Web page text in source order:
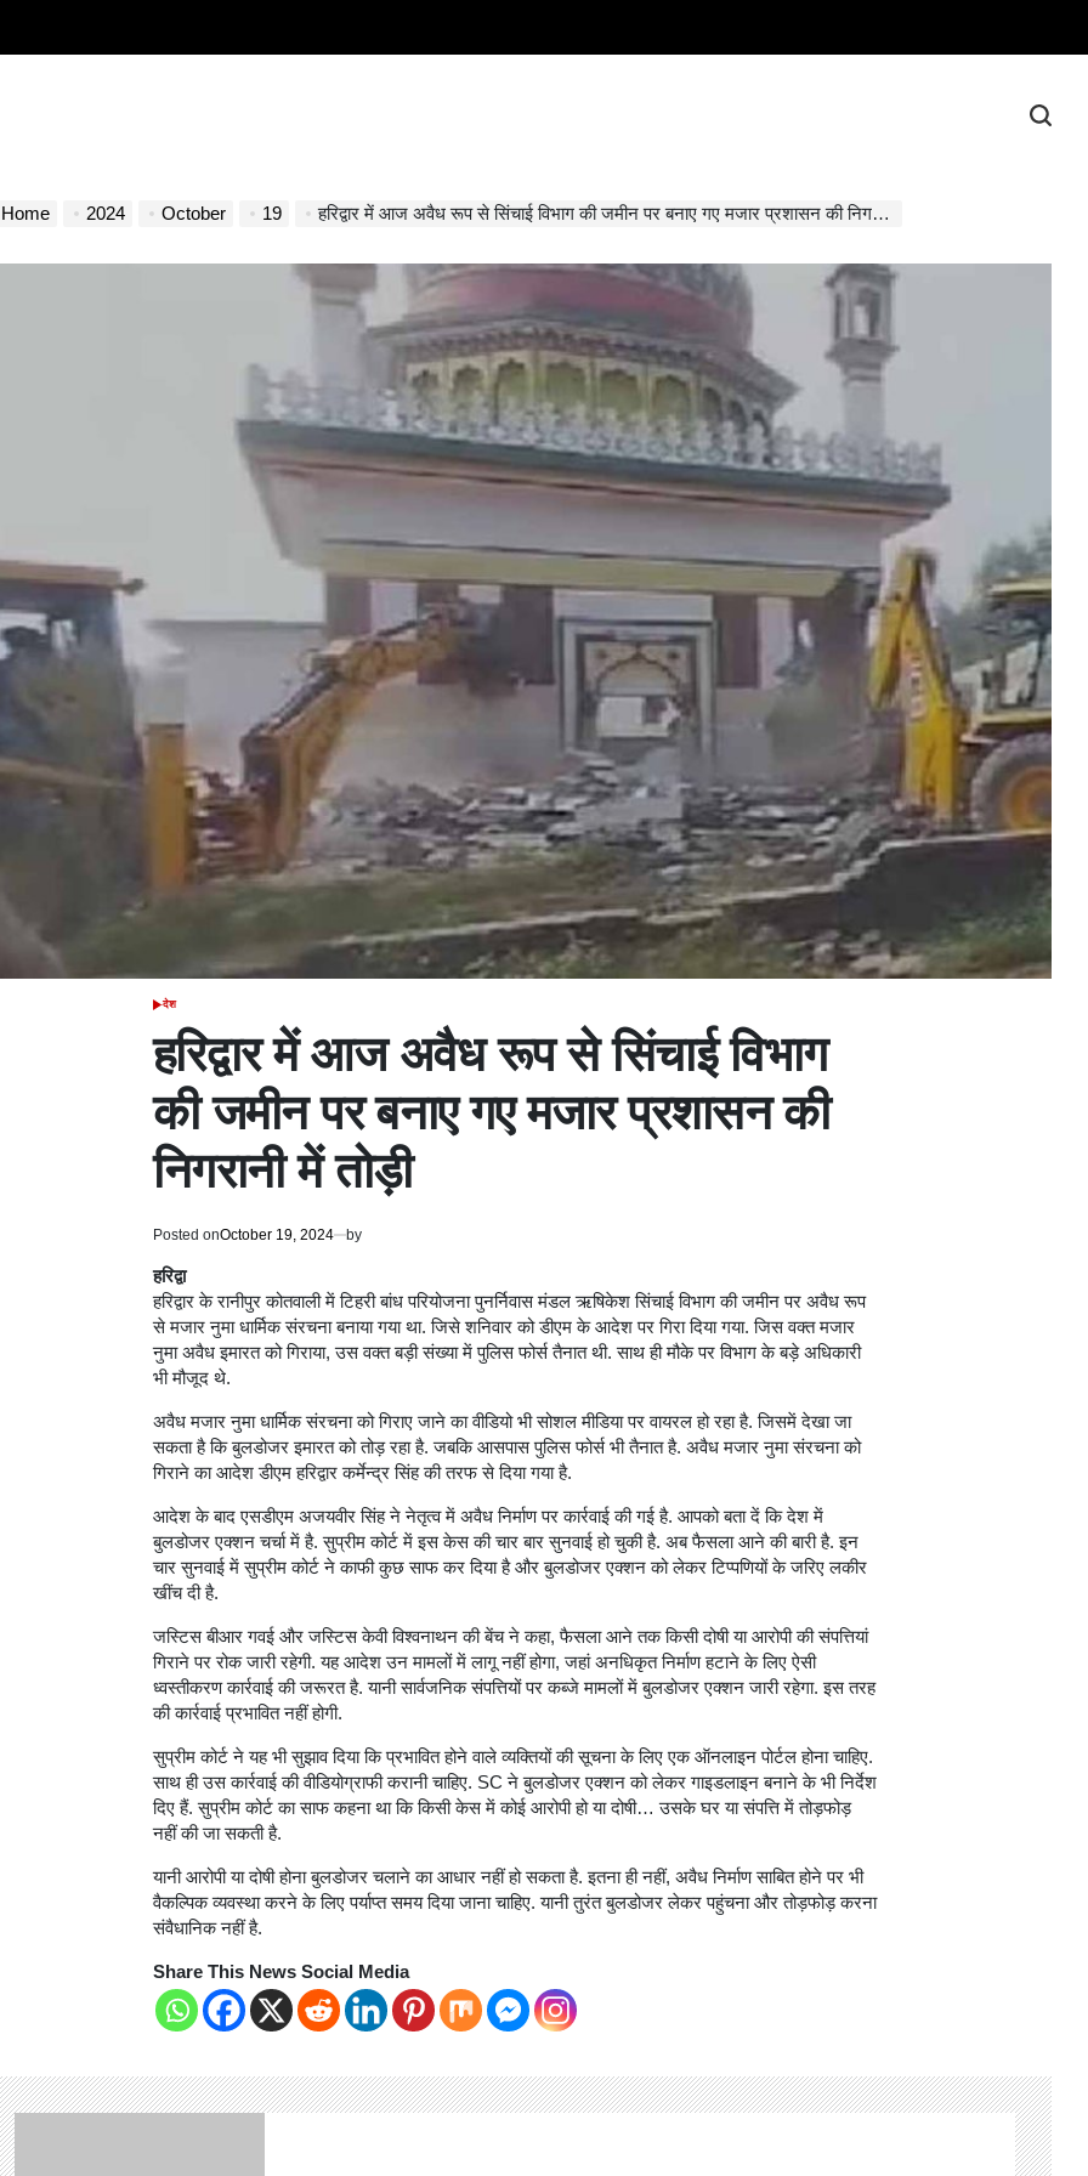
Home 2024 October 19 हरिद्वार में आज अवैध रूप से सिंचाई विभाग की जमीन पर बनाए गए मजार प्रशासन की निगरानी में तोड़ी
POSTED
देश
हरिद्वार में आज अवैध रूप से सिंचाई विभाग
की जमीन पर बनाए गए मजार प्रशासन की
निगरानी में तोड़ी
Posted onOctober 19, 2024 by
हरिद्वा
हरिद्वार के रानीपुर कोतवाली में टिहरी बांध परियोजना पुनर्निवास मंडल ऋषिकेश सिंचाई विभाग की जमीन पर अवैध रूप
से मजार नुमा धार्मिक संरचना बनाया गया था. जिसे शनिवार को डीएम के आदेश पर गिरा दिया गया. जिस वक्त मजार
नुमा अवैध इमारत को गिराया, उस वक्त बड़ी संख्या में पुलिस फोर्स तैनात थी. साथ ही मौके पर विभाग के बड़े अधिकारी
भी मौजूद थे.
अवैध मजार नुमा धार्मिक संरचना को गिराए जाने का वीडियो भी सोशल मीडिया पर वायरल हो रहा है. जिसमें देखा जा
सकता है कि बुलडोजर इमारत को तोड़ रहा है. जबकि आसपास पुलिस फोर्स भी तैनात है. अवैध मजार नुमा संरचना को
गिराने का आदेश डीएम हरिद्वार कर्मेन्द्र सिंह की तरफ से दिया गया है.
आदेश के बाद एसडीएम अजयवीर सिंह ने नेतृत्व में अवैध निर्माण पर कार्रवाई की गई है. आपको बता दें कि देश में
बुलडोजर एक्शन चर्चा में है. सुप्रीम कोर्ट में इस केस की चार बार सुनवाई हो चुकी है. अब फैसला आने की बारी है. इन
चार सुनवाई में सुप्रीम कोर्ट ने काफी कुछ साफ कर दिया है और बुलडोजर एक्शन को लेकर टिप्पणियों के जरिए लकीर
खींच दी है.
जस्टिस बीआर गवई और जस्टिस केवी विश्वनाथन की बेंच ने कहा, फैसला आने तक किसी दोषी या आरोपी की संपत्तियां
गिराने पर रोक जारी रहेगी. यह आदेश उन मामलों में लागू नहीं होगा, जहां अनधिकृत निर्माण हटाने के लिए ऐसी
ध्वस्तीकरण कार्रवाई की जरूरत है. यानी सार्वजनिक संपत्तियों पर कब्जे मामलों में बुलडोजर एक्शन जारी रहेगा. इस तरह
की कार्रवाई प्रभावित नहीं होगी.
सुप्रीम कोर्ट ने यह भी सुझाव दिया कि प्रभावित होने वाले व्यक्तियों की सूचना के लिए एक ऑनलाइन पोर्टल होना चाहिए.
साथ ही उस कार्रवाई की वीडियोग्राफी करानी चाहिए. SC ने बुलडोजर एक्शन को लेकर गाइडलाइन बनाने के भी निर्देश
दिए हैं. सुप्रीम कोर्ट का साफ कहना था कि किसी केस में कोई आरोपी हो या दोषी… उसके घर या संपत्ति में तोड़फोड़
नहीं की जा सकती है.
यानी आरोपी या दोषी होना बुलडोजर चलाने का आधार नहीं हो सकता है. इतना ही नहीं, अवैध निर्माण साबित होने पर भी
वैकल्पिक व्यवस्था करने के लिए पर्याप्त समय दिया जाना चाहिए. यानी तुरंत बुलडोजर लेकर पहुंचना और तोड़फोड़ करना
संवैधानिक नहीं है.
Share This News Social Media